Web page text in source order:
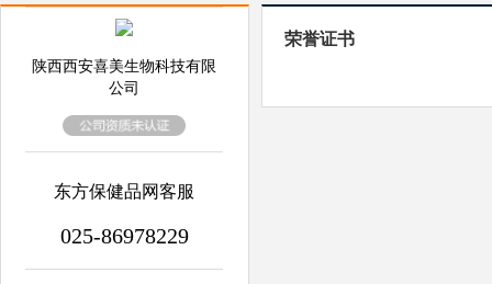
陕西西安喜美生物科技有限
公司
东方保健品网客服
025-86978229
荣誉证书